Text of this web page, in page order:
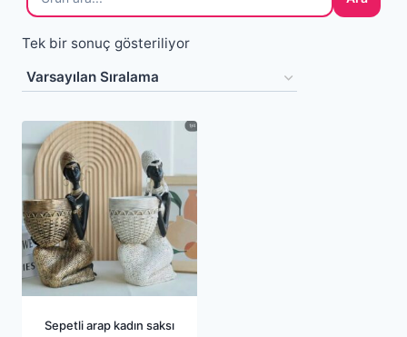
Tek bir sonuç gösteriliyor
Sepetli arap kadın saksı